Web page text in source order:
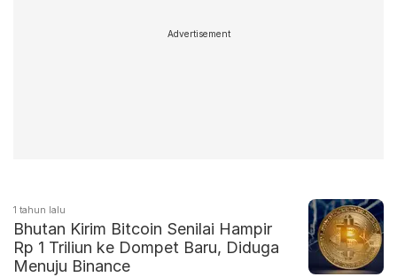
Advertisement
1 tahun lalu
Bhutan Kirim Bitcoin Senilai Hampir
Rp 1 Triliun ke Dompet Baru, Diduga
Menuju Binance